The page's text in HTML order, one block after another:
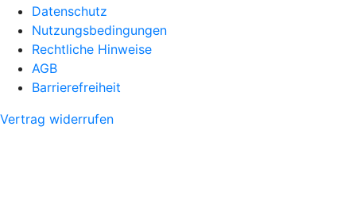
Datenschutz
Nutzungsbedingungen
Rechtliche Hinweise
AGB
Barrierefreiheit
Vertrag widerrufen